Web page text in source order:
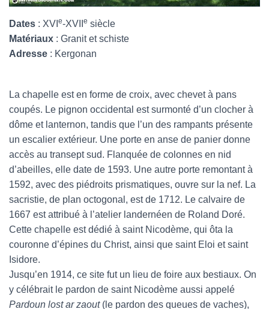
Dates : XVI e-XVII e siècle
Matériaux : Granit et schiste
Adresse : Kergonan
La chapelle est en forme de croix, avec chevet à pans
coupés. Le pignon occidental est surmonté d’un clocher à
dôme et lanternon, tandis que l’un des rampants présente
un escalier extérieur. Une porte en anse de panier donne
accès au transept sud. Flanquée de colonnes en nid
d’abeilles, elle date de 1593. Une autre porte remontant à
1592, avec des piédroits prismatiques, ouvre sur la nef. La
sacristie, de plan octogonal, est de 1712. Le calvaire de
1667 est attribué à l’atelier landernéen de Roland Doré.
Cette chapelle est dédié à saint Nicodème, qui ôta la
couronne d’épines du Christ, ainsi que saint Eloi et saint
Isidore.
Jusqu’en 1914, ce site fut un lieu de foire aux bestiaux. On
y célébrait le pardon de saint Nicodème aussi appelé
Pardoun lost ar zaout (le pardon des queues de vaches),